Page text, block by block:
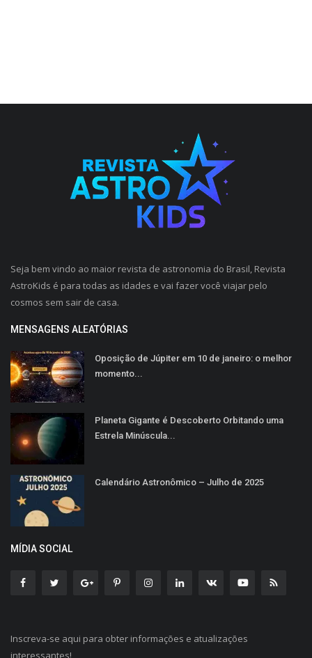
Seja bem vindo ao maior revista de astronomia do Brasil, Revista
AstroKids é para todas as idades e vai fazer você viajar pelo
cosmos sem sair de casa.
MENSAGENS ALEATÓRIAS
Oposição de Júpiter em 10 de janeiro: o melhor
momento...
Planeta Gigante é Descoberto Orbitando uma
Estrela Minúscula...
Calendário Astronômico – Julho de 2025
MÍDIA SOCIAL
Inscreva-se aqui para obter informações e atualizações
interessantes!